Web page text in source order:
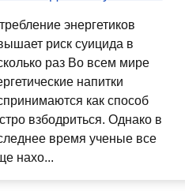
энергетиков
риск суицида в
раз Во всем мире
напитки
как способ
взбодриться. Однако в
время ученые все
нахо...